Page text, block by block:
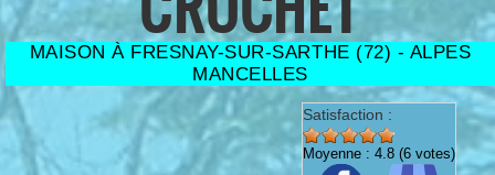
MAISON À FRESNAY-SUR-SARTHE (72) - ALPES
MANCELLES
Satisfaction :
Moyenne : 4.8 (6 votes)